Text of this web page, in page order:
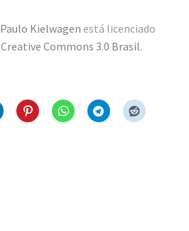
Paulo Kielwagen está licenciado
Creative Commons 3.0 Brasil.